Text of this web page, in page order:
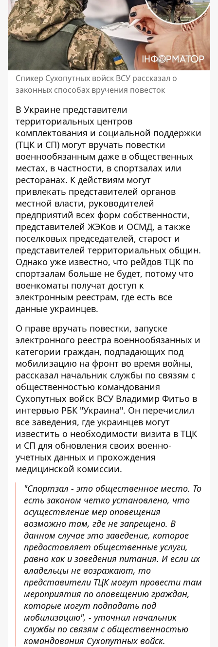
Спикер Сухопутных войск ВСУ рассказал о
законных способах вручения повесток
В Украине представители
территориальных центров
комплектования и социальной поддержки
(ТЦК и СП) могут вручать повестки
военнообязанным даже в общественных
местах, в частности, в спортзалах или
ресторанах. К действиям могут
привлекать представителей органов
местной власти, руководителей
предприятий всех форм собственности,
представителей ЖЭКов и ОСМД, а также
поселковых председателей, старост и
представителей территориальных общин.
Однако уже известно, что рейдов ТЦК по
спортзалам больше не будет, потому что
военкоматы получат доступ к
электронным реестрам, где есть все
данные украинцев.
О праве вручать повестки, запуске
электронного реестра военнообязанных и
категории граждан, подпадающих под
мобилизацию на фронт во время войны,
рассказал начальник службы по связям с
общественностью командования
Сухопутных войск ВСУ Владимир Фитьо в
интервью РБК "Украина". Он перечислил
все заведения, где украинцев могут
известить о необходимости визита в ТЦК
и СП для обновления своих военно-
учетных данных и прохождения
медицинской комиссии.
"Спортзал - это общественное место. То
есть законом четко установлено, что
осуществление мер оповещения
возможно там, где не запрещено. В
данном случае это заведение, которое
предоставляет общественные услуги,
равно как и заведения питания. И если их
владельцы не возражают, то
представители ТЦК могут провести там
мероприятия по оповещению граждан,
которые могут подпадать под
мобилизацию", - уточнил начальник
службы по связям с общественностью
командования Сухопутных войск.